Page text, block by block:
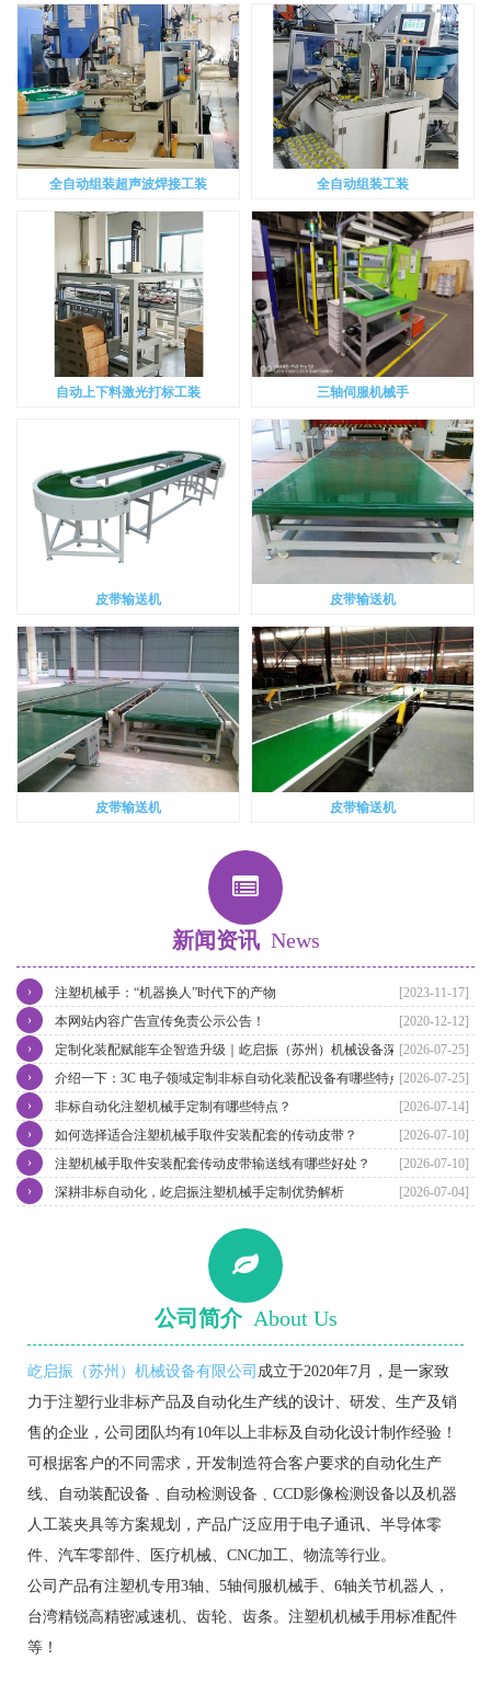
全自动组装超声波焊接工装 全自动组装工装
自动上下料激光打标工装 三轴伺服机械手
皮带输送机 皮带输送机
皮带输送机 皮带输送机
新闻资讯 News
[2023-11-17]
注塑机械手：“机器换人”时代下的产物
›
[2020-12-12]
本网站内容广告宣传免责公示公告！
›
[2026-07-25]
定制化装配赋能车企智造升级｜屹启振（苏州）机械设备深耕汽车非
标自动化装配产线整体方案
›
[2026-07-25]
介绍一下：3C 电子领域定制非标自动化装配设备有哪些特点
›
[2026-07-14]
非标自动化注塑机械手定制有哪些特点？
›
[2026-07-10]
如何选择适合注塑机械手取件安装配套的传动皮带？
›
[2026-07-10]
注塑机械手取件安装配套传动皮带输送线有哪些好处？
›
[2026-07-04]
深耕非标自动化，屹启振注塑机械手定制优势解析
›
公司简介 About Us
屹启振（苏州）机械设备有限公司 成立于2020年7月，是一家致
力于注塑行业非标产品及自动化生产线的设计、研发、生产及销
售的企业，公司团队均有10年以上非标及自动化设计制作经验！
可根据客户的不同需求，开发制造符合客户要求的自动化生产
线、自动装配设备﹑自动检测设备﹑CCD影像检测设备以及机器
人工装夹具等方案规划，产品广泛应用于电子通讯、半导体零
件、汽车零部件、医疗机械、CNC加工、物流等行业。
公司产品有注塑机专用3轴、5轴伺服机械手、6轴关节机器人，
台湾精锐高精密减速机、齿轮、齿条。注塑机机械手用标准配件
等！